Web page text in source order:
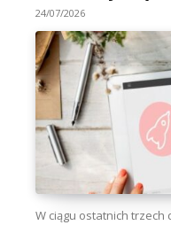
24/07/2026
W ciągu ostatnich